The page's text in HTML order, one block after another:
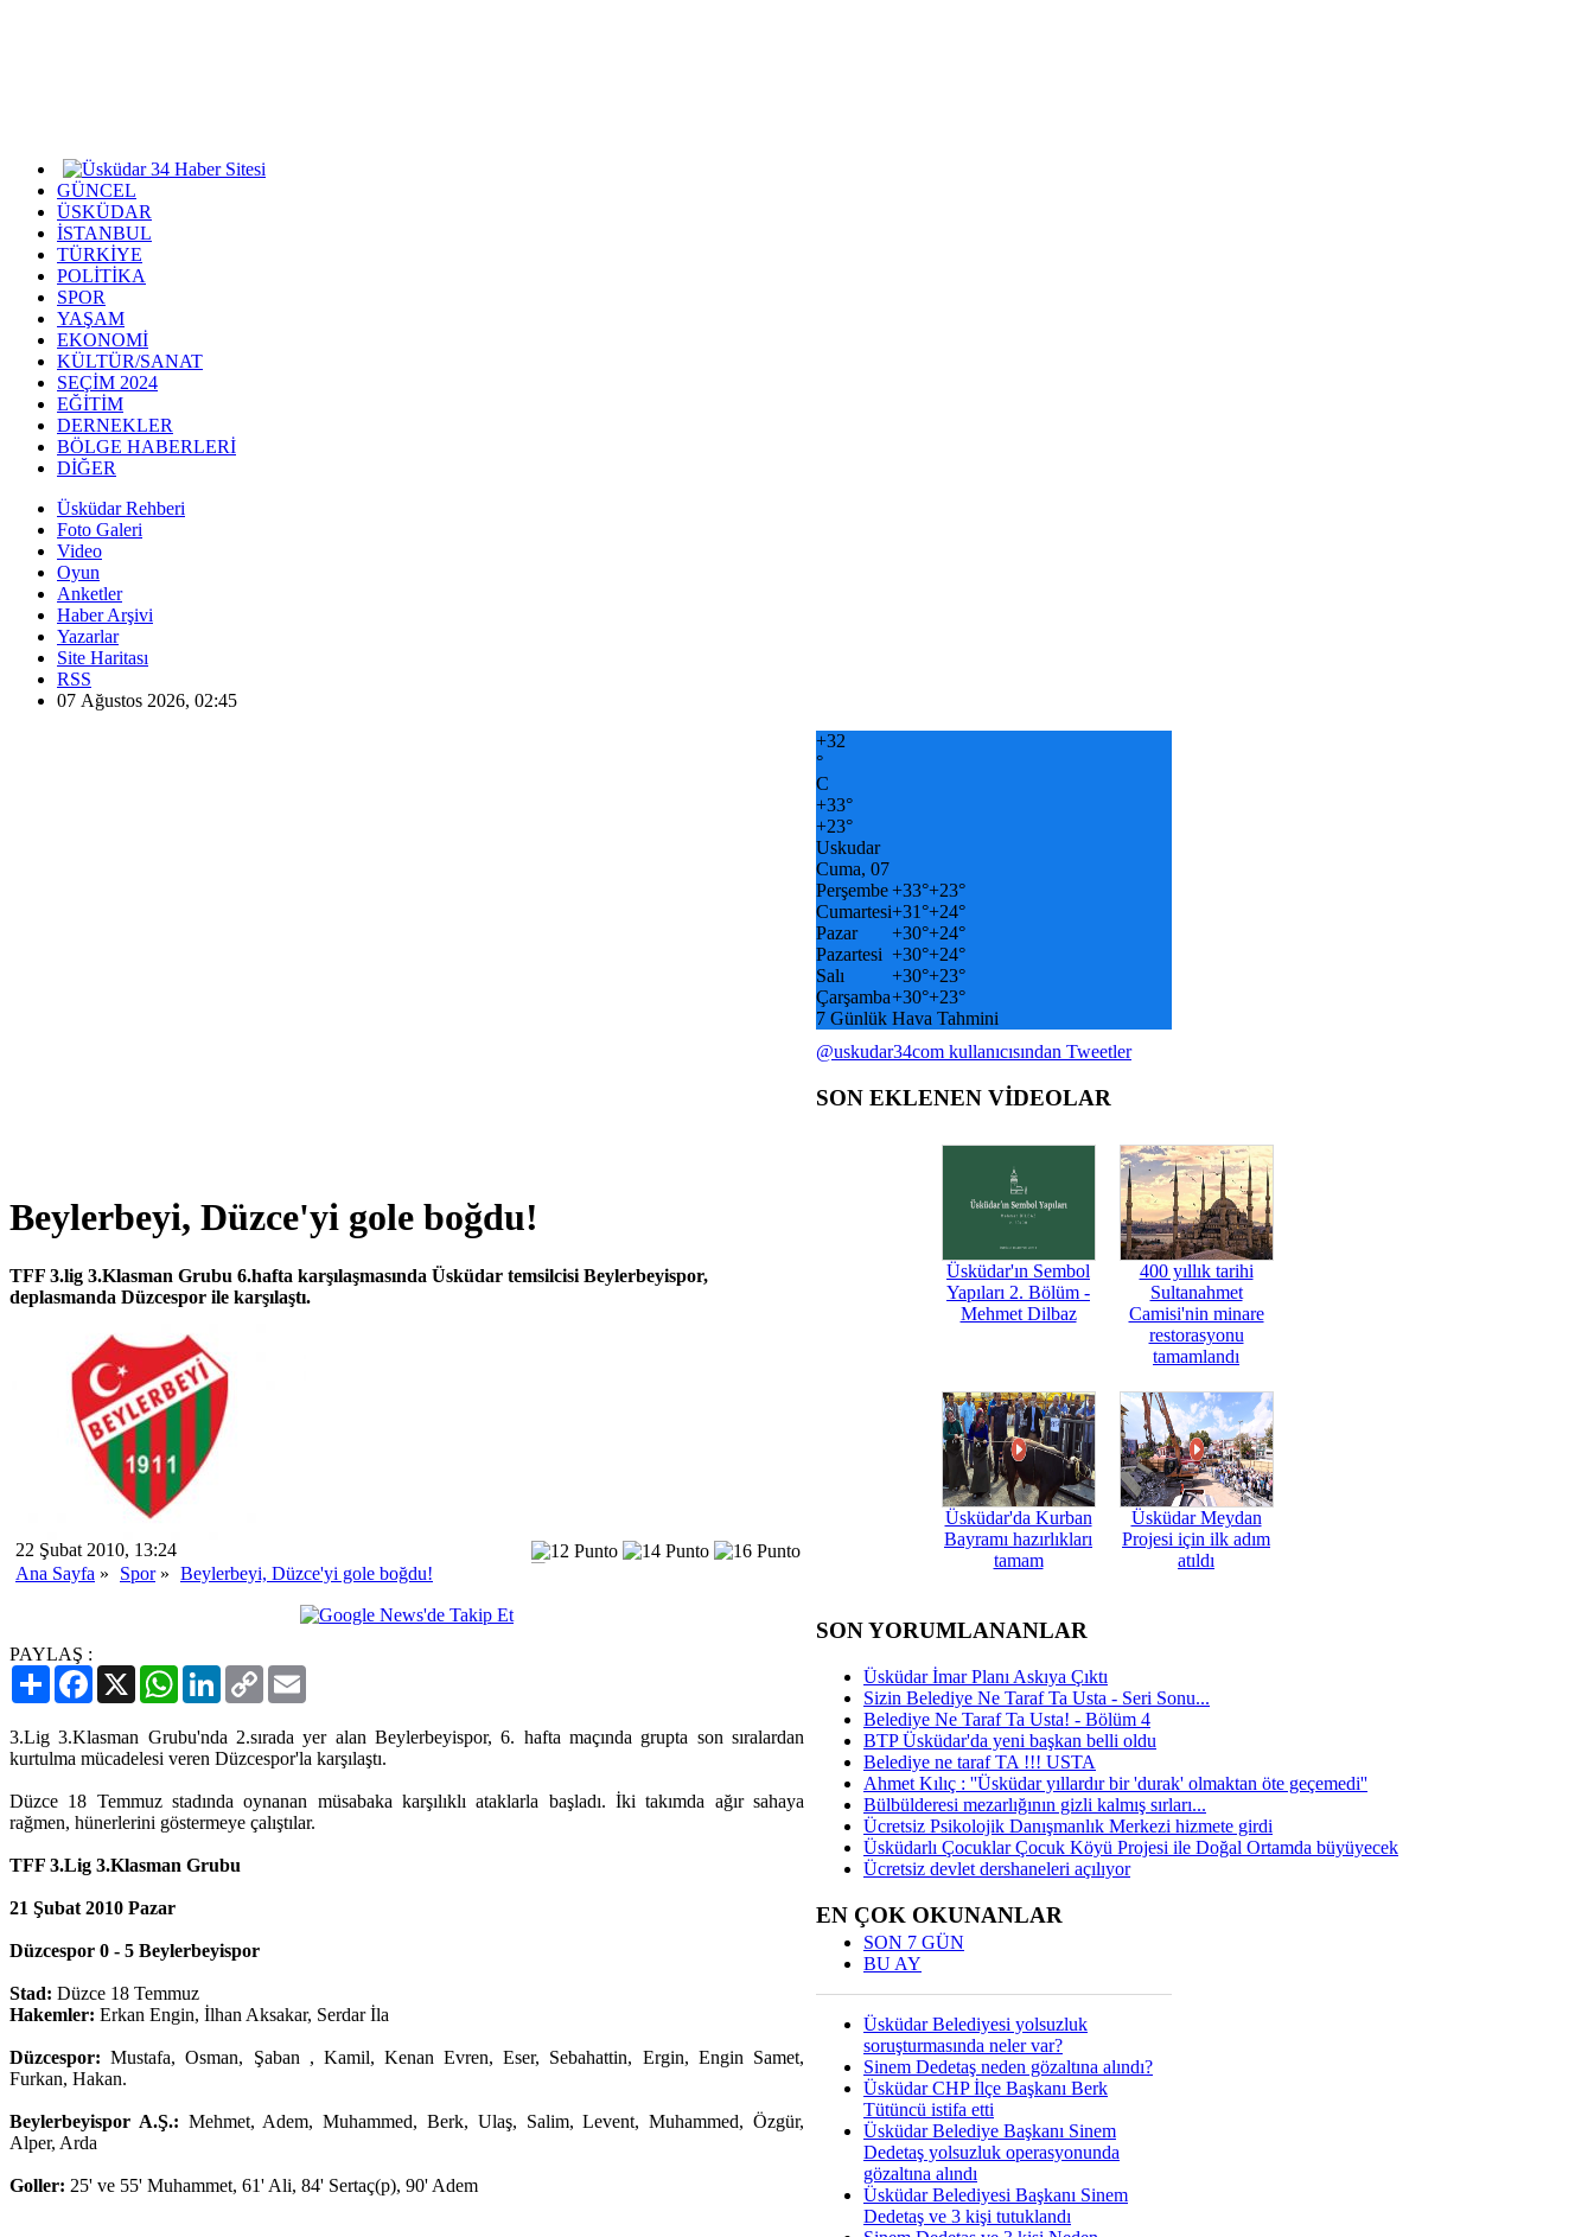
GÜNCEL
ÜSKÜDAR
İSTANBUL
TÜRKİYE
POLİTİKA
SPOR
YAŞAM
EKONOMİ
KÜLTÜR/SANAT
SEÇİM 2024
EĞİTİM
DERNEKLER
BÖLGE HABERLERİ
DİĞER
Üsküdar Rehberi
Foto Galeri
Video
Oyun
Anketler
Haber Arşivi
Yazarlar
Site Haritası
RSS
07 Ağustos 2026, 02:45
Beylerbeyi, Düzce'yi gole boğdu!
TFF 3.lig 3.Klasman Grubu 6.hafta karşılaşmasında Üsküdar temsilcisi Beylerbeyispor,
deplasmanda Düzcespor ile karşılaştı.
22 Şubat 2010, 13:24
Ana Sayfa » Spor» Beylerbeyi, Düzce'yi gole boğdu!
PAYLAŞ :
PaylaşFacebook
X WhatsAppLinkedIn
Copy
Link
3.Lig 3.Klasman Grubu'nda 2.sırada yer alan Beylerbeyispor, 6. hafta maçında grupta son sıralardan
kurtulma mücadelesi veren Düzcespor'la karşılaştı.
Düzce 18 Temmuz stadında oynanan müsabaka karşılıklı ataklarla başladı. İki takımda ağır sahaya
rağmen, hünerlerini göstermeye çalıştılar.
TFF 3.Lig 3.Klasman Grubu
21 Şubat 2010 Pazar
Düzcespor 0 - 5 Beylerbeyispor
Stad: Düzce 18 Temmuz
Hakemler: Erkan Engin, İlhan Aksakar, Serdar İla
Düzcespor: Mustafa, Osman, Şaban , Kamil, Kenan Evren, Eser, Sebahattin, Ergin, Engin Samet,
Furkan, Hakan.
Beylerbeyispor A.Ş.: Mehmet, Adem, Muhammed, Berk, Ulaş, Salim, Levent, Muhammed, Özgür,
Alper, Arda
Goller: 25' ve 55' Muhammet, 61' Ali, 84' Sertaç(p), 90' Adem
+32
°
C
+33°
+23°
Uskudar
Cuma, 07
Perşembe+33°+23°
Cumartesi+31°+24°
Pazar
+30°+24°
Pazartesi +30°+24°
Salı
+30°+23°
Çarşamba+30°+23°
7 Günlük Hava Tahmini
@uskudar34com kullanıcısından Tweetler
SON EKLENEN VİDEOLAR
Üsküdar'ın Sembol
Yapıları 2. Bölüm -
Mehmet Dilbaz
400 yıllık tarihi
Sultanahmet
Camisi'nin minare
restorasyonu
tamamlandı
Üsküdar'da Kurban
Bayramı hazırlıkları
tamam
Üsküdar Meydan
Projesi için ilk adım
atıldı
SON YORUMLANANLAR
Üsküdar İmar Planı Askıya Çıktı
Sizin Belediye Ne Taraf Ta Usta - Seri Sonu...
Belediye Ne Taraf Ta Usta! - Bölüm 4
BTP Üsküdar'da yeni başkan belli oldu
Belediye ne taraf TA !!! USTA
Ahmet Kılıç : ''Üsküdar yıllardır bir 'durak' olmaktan öte geçemedi''
Bülbülderesi mezarlığının gizli kalmış sırları...
Ücretsiz Psikolojik Danışmanlık Merkezi hizmete girdi
Üsküdarlı Çocuklar Çocuk Köyü Projesi ile Doğal Ortamda büyüyecek
Ücretsiz devlet dershaneleri açılıyor
EN ÇOK OKUNANLAR
SON 7 GÜN
BU AY
Üsküdar Belediyesi yolsuzluk
soruşturmasında neler var?
Sinem Dedetaş neden gözaltına alındı?
Üsküdar CHP İlçe Başkanı Berk
Tütüncü istifa etti
Üsküdar Belediye Başkanı Sinem
Dedetaş yolsuzluk operasyonunda
gözaltına alındı
Üsküdar Belediyesi Başkanı Sinem
Dedetaş ve 3 kişi tutuklandı